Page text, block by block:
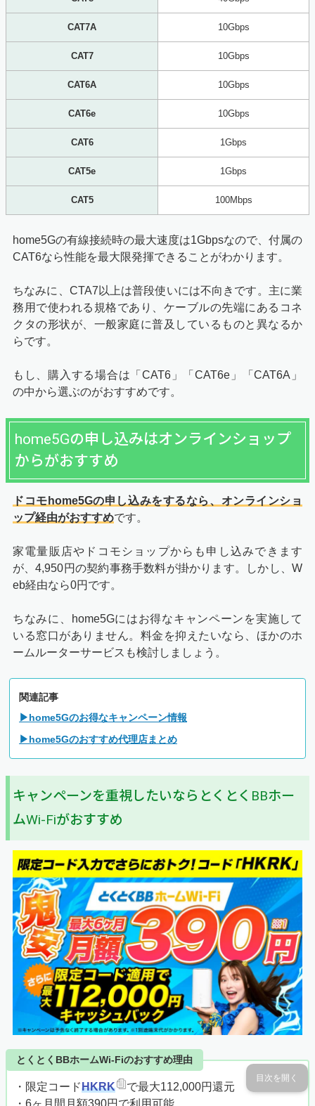
CAT7A 10Gbps
CAT7 10Gbps
CAT6A 10Gbps
CAT6e 10Gbps
CAT6 1Gbps
CAT5e 1Gbps
CAT5 100Mbps
home5Gの有線接続時の最大速度は1Gbpsなので、付属の
CAT6なら性能を最大限発揮できることがわかります。
ちなみに、CTA7以上は普段使いには不向きです。主に業
務用で使われる規格であり、ケーブルの先端にあるコネ
クタの形状が、一般家庭に普及しているものと異なるか
らです。
もし、購入する場合は「CAT6」「CAT6e」「CAT6A」
の中から選ぶのがおすすめです。
home5Gの申し込みはオンラインショップ
からがおすすめ
ドコモhome5Gの申し込みをするなら、オンラインショ
ップ経由がおすすめです。
家電量販店やドコモショップからも申し込みできます
が、4,950円の契約事務手数料が掛かります。しかし、W
eb経由なら0円です。
ちなみに、home5Gにはお得なキャンペーンを実施して
いる窓口がありません。料金を抑えたいなら、ほかのホ
ームルーターサービスも検討しましょう。
関連記事
▶home5Gのお得なキャンペーン情報
▶home5Gのおすすめ代理店まとめ
キャンペーンを重視したいならとくとくBBホー
ムWi-Fiがおすすめ
とくとくBBホームWi-Fiのおすすめ理由
・限定コードHKRK
で最大112,000円還元
・6ヶ月間月額390円で利用可能
目次を開く